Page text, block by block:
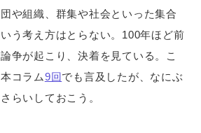
や組織、群集や社会といった集合
う考え方はとらない。100年ほど前
争が起こり、決着を見ている。こ
コラム9回でも言及したが、なにぶ
らいしておこう。